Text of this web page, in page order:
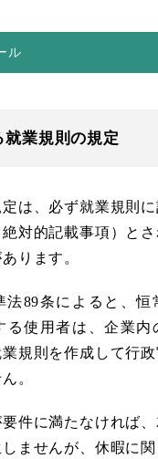
ル
業規則の規定
は、必ず就業規則
対的記載事項）とさ
ります。
法89条によると、恒
る使用者は、企業内
規則を作成して行
。
件に満たなければ
ませんが、休暇に